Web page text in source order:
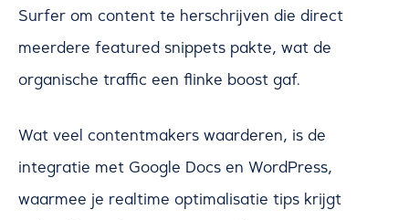
Surfer om content te herschrijven die direct
meerdere featured snippets pakte, wat de
organische traffic een flinke boost gaf.
Wat veel contentmakers waarderen, is de
integratie met Google Docs en WordPress,
waarmee je realtime optimalisatie tips krijgt